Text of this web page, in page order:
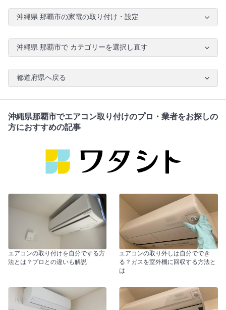
沖縄県 那覇市の家電の取り付け・設定
沖縄県 那覇市で カテゴリーを選択し直す
都道府県へ戻る
沖縄県那覇市でエアコン取り付けのプロ・業者をお探しの
方におすすめの記事
エアコンの取り付けを自分でする方
法とは？プロとの違いも解説
エアコンの取り外しは自分ででき
る？ガスを室外機に回収する方法と
は